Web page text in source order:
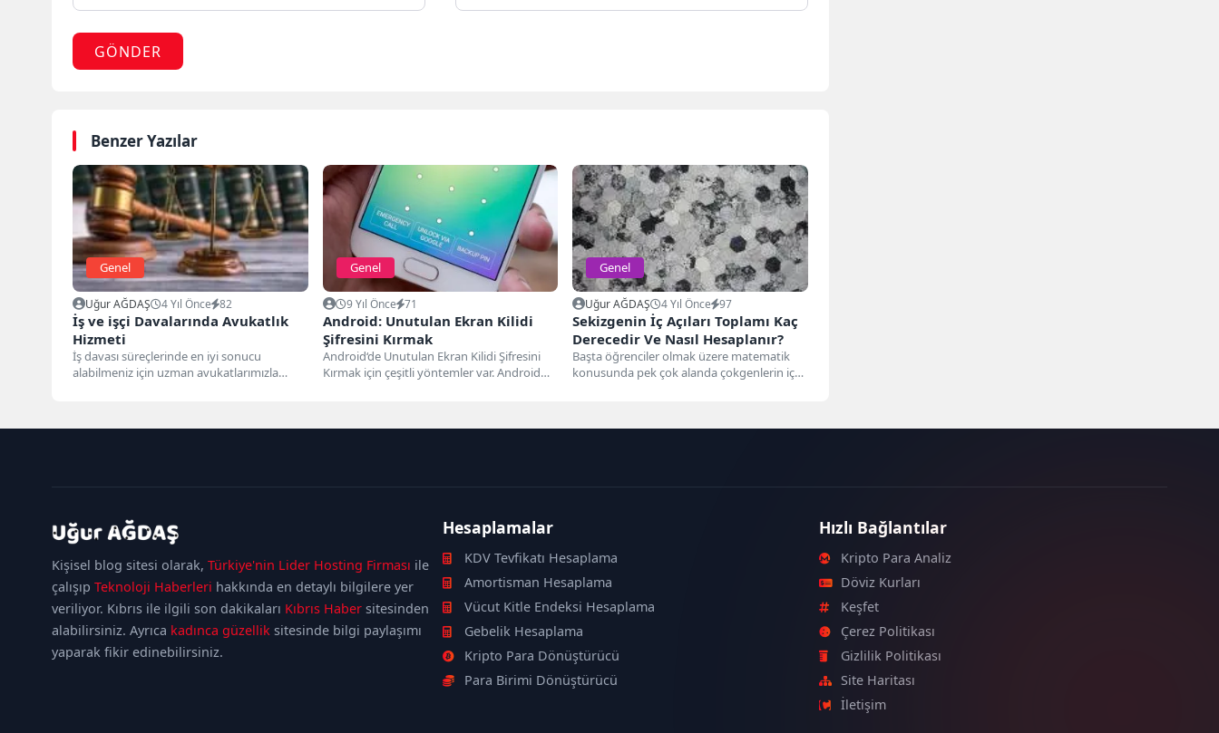
GÖNDER
Benzer Yazılar
Genel
Uğur AĞDAŞ 4 Yıl Önce 82
İş ve işçi Davalarında Avukatlık
Hizmeti
İş davası süreçlerinde en iyi sonucu
alabilmeniz için uzman avukatlarımızla
Genel
9 Yıl Önce 71
Android: Unutulan Ekran Kilidi
Şifresini Kırmak
Android‘de Unutulan Ekran Kilidi Şifresini
Kırmak için çeşitli yöntemler var. Android
Genel
Uğur AĞDAŞ 4 Yıl Önce 97
Sekizgenin İç Açıları Toplamı Kaç
Derecedir Ve Nasıl Hesaplanır?
Başta öğrenciler olmak üzere matematik
konusunda pek çok alanda çokgenlerin iç
Kişisel blog sitesi olarak, Türkiye'nin Lider Hosting Firması ile
çalışıp Teknoloji Haberleri hakkında en detaylı bilgilere yer
veriliyor. Kıbrıs ile ilgili son dakikaları Kıbrıs Haber sitesinden
alabilirsiniz. Ayrıca kadınca güzellik sitesinde bilgi paylaşımı
yaparak fikir edinebilirsiniz.
kadıköy
escortmaltepe
escort ataşehir
escortümraniye
escort
Hesaplamalar
KDV Tevfikatı Hesaplama
Amortisman Hesaplama
Vücut Kitle Endeksi Hesaplama
Gebelik Hesaplama
Kripto Para Dönüştürücü
Para Birimi Dönüştürücü
Hızlı Bağlantılar
Kripto Para Analiz
Döviz Kurları
Keşfet
Çerez Politikası
Gizlilik Politikası
Site Haritası
İletişim